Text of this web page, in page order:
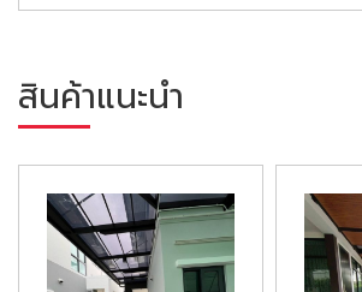
สินค้าแนะนำ